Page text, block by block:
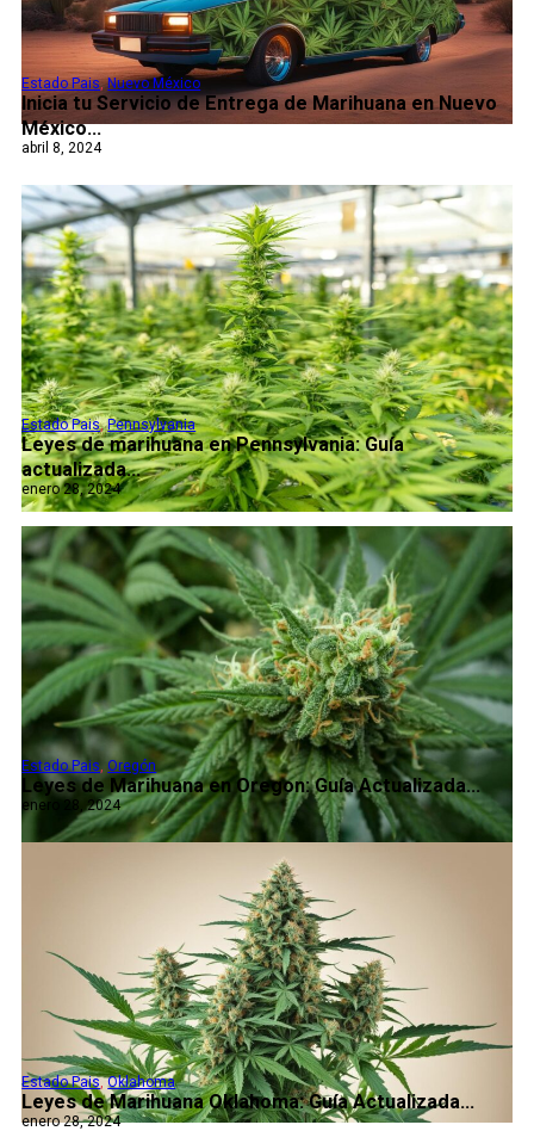
Inicia tu Servicio de Entrega de Marihuana en Nuevo
México...
Estado Pais,Nuevo México
abril 8, 2024
Leyes de marihuana en Pennsylvania: Guía
actualizada...
Estado Pais,Pennsylvania
enero 28, 2024
Leyes de Marihuana en Oregon: Guía Actualizada...
Estado Pais,Oregón
enero 28, 2024
Leyes de Marihuana Oklahoma: Guía Actualizada...
Estado Pais,Oklahoma
enero 28, 2024